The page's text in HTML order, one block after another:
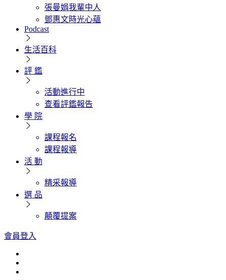
張曼娟我輩中人
鄧惠文時光心蘊
Podcast
生活百科
評 鑑
活動進行中
查看評鑑報告
學 院
課程報名
課程報導
活 動
精采報導
選 品
顛覆提案
會員登入